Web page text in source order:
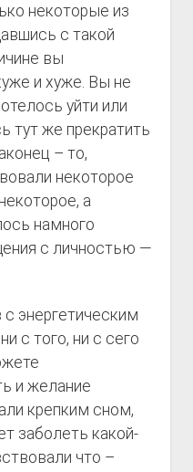
некоторые из
с такой
вы
и хуже. Вы не
уйти или
тут же прекратить
– то,
некоторое
а
намного
с личностью —
энергетическим
с того, ни с сего
и желание
крепким сном,
заболеть какой-
что –